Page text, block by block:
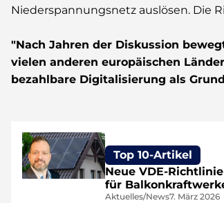
Niederspannungsnetz auslösen. Die
"Nach Jahren der Diskussion
vielen anderen europäischen
bezahlbare Digitalisierung als
Top 10-Artikel
Neue VDE-
für
Aktuelles/News7. März 2026